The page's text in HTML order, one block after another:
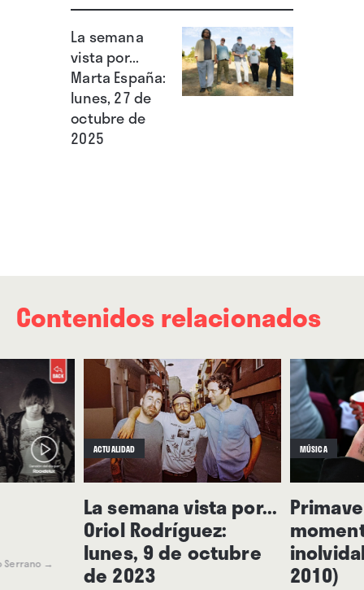
La semana
vista por...
Marta España:
lunes, 27 de
octubre de
2025
Contenidos relacionados
Serrano →
ACTUALIDAD
La semana vista por...
Oriol Rodríguez:
lunes, 9 de octubre
de 2023
MÚSICA
2010)